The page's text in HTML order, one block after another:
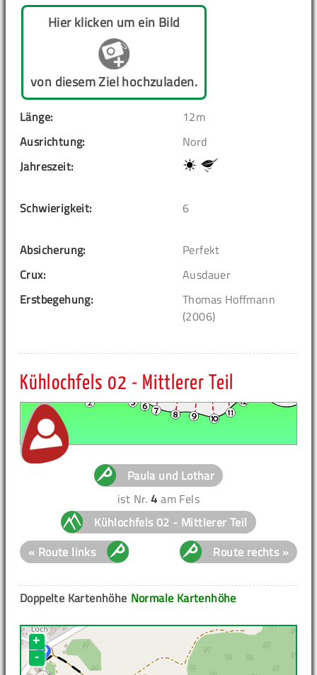
Hier klicken um ein Bild
von diesem Ziel hochzuladen.
Länge:
12m
Ausrichtung:
Nord
Jahreszeit:
Schwierigkeit: 6
Absicherung:
Perfekt
Crux:
Ausdauer
Erstbegehung:
Thomas Hoffmann
(2006)
Kühlochfels 02 - Mittlerer Teil
Paula und Lothar
ist Nr.4 am Fels
Kühlochfels 02 - Mittlerer Teil
« Route links
Route rechts »
Normale Kartenhöhe
Doppelte Kartenhöhe
+
-